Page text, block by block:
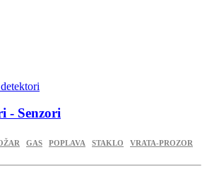
- Senzori
GAS POPLAVA STAKLO VRATA-PROZOR